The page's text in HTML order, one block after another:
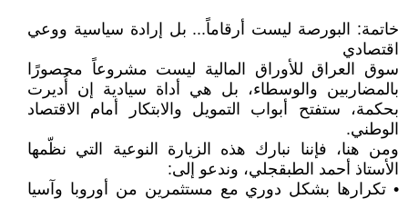
خاتمة: البورصة ليست أرقاماً... بل إرادة سياسية ووعي
اقتصادي
سوق العراق للأوراق المالية ليست مشروعاً محصورًا
بالمضاربين والوسطاء، بل هي أداة سيادية إن أُديرت
بحكمة، ستفتح أبواب التمويل والابتكار أمام الاقتصاد
الوطني.
ومن هنا، فإننا نبارك هذه الزيارة النوعية التي نظّمها
الأستاذ أحمد الطبقجلي، وندعو إلى:
• تكرارها بشكل دوري مع مستثمرين من أوروبا وآسيا